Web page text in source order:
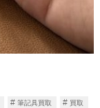
筆記具買取 買取